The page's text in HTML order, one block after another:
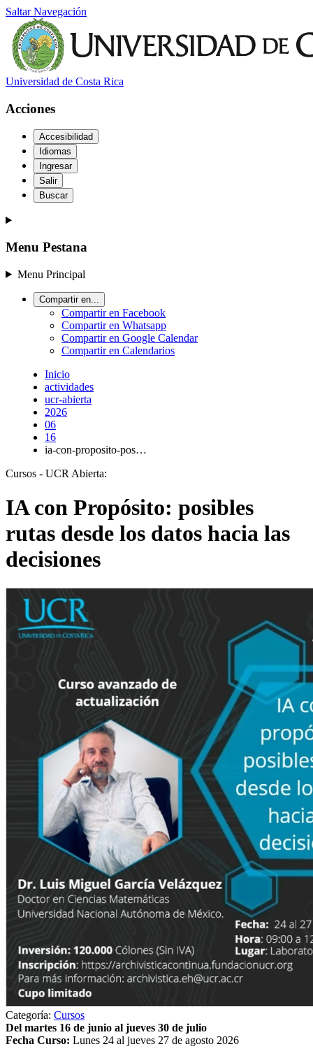
Saltar Navegación
Universidad de Costa Rica
Acciones
Accesibilidad
Idiomas
Ingresar
Salir
Buscar
Menu Pestana
Menu Principal
Compartir en...
Compartir en Facebook
Compartir en Whatsapp
Compartir en Google Calendar
Compartir en Calendarios
Inicio
actividades
ucr-abierta
2026
06
16
ia-con-proposito-pos…
Cursos - UCR Abierta:
IA con Propósito: posibles
rutas desde los datos hacia las
decisiones
Categoría: Cursos
Del martes 16 de junio al jueves 30 de julio
Fecha Curso: Lunes 24 al jueves 27 de agosto 2026